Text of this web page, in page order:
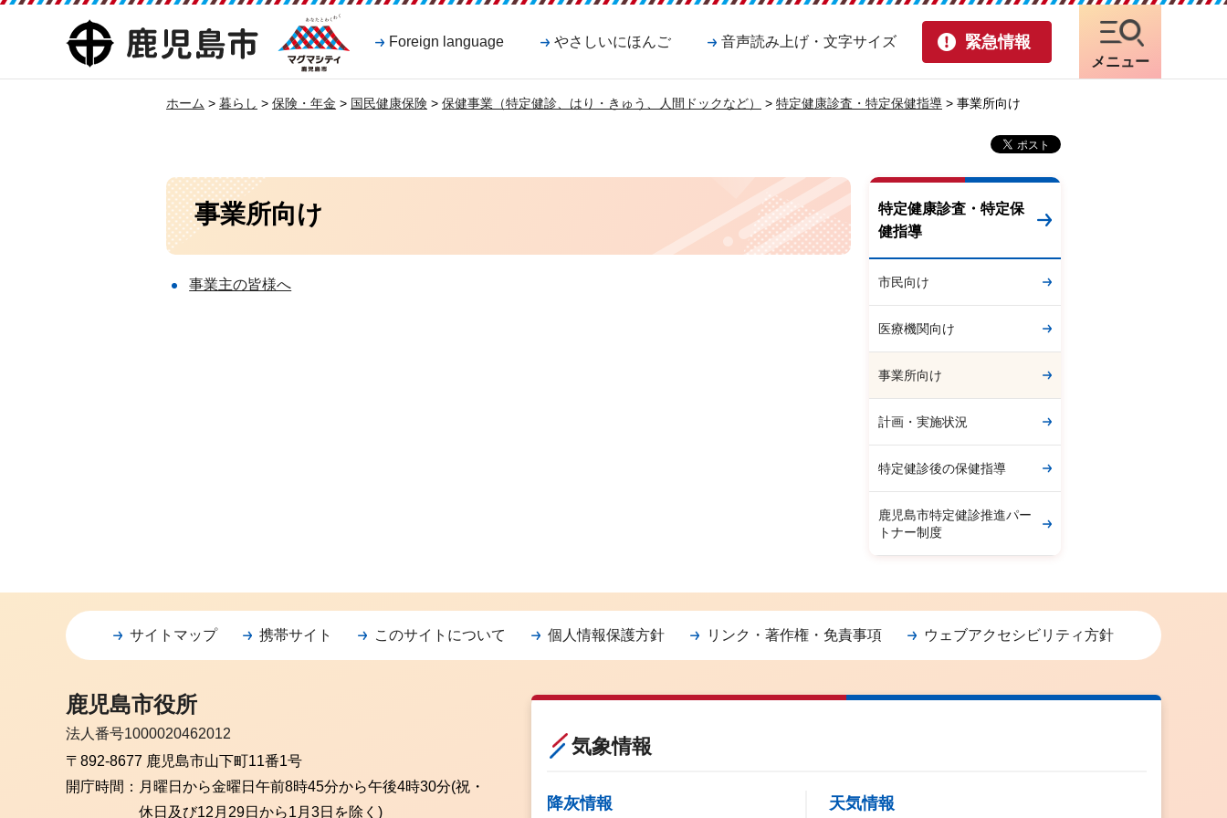
鹿児島市
マグマシティ
鹿児島市
Foreign language やさしいにほんご 音声読み上げ・文字サイズ 緊急情報
メニュー
ホーム > 暮らし > 保険・年金 > 国民健康保険 > 保健事業（特定健診、はり・きゅう、人間ドックなど） > 特定健康診査・特定保健指導 > 事業所向け
事業所向け
事業主の皆様へ
特定健康診査・特定保
健指導
市民向け
医療機関向け
事業所向け
計画・実施状況
特定健診後の保健指導
鹿児島市特定健診推進パー
トナー制度
サイトマップ 携帯サイト このサイトについて 個人情報保護方針 リンク・著作権・免責事項 ウェブアクセシビリティ方針
鹿児島市役所
法人番号1000020462012
〒892-8677 鹿児島市山下町11番1号
開庁時間： 月曜日から金曜日 午前8時45分から午後4時30分(祝・
休日及び12月29日から1月3日を除く)
気象情報
降灰情報 天気情報